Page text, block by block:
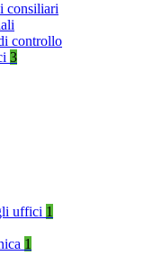
consiliari
controllo
3
uffici 1
1